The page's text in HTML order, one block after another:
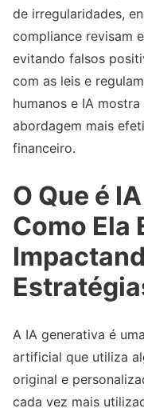
de irregularidades,
compliance revisam
evitando falsos
com as leis e
humanos e IA
abordagem mais
financeiro.
O Que é
Como Ela
A IA generativa é
artificial que utiliza
original e
cada vez mais